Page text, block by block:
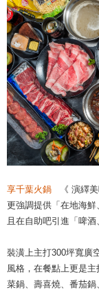
享千葉火鍋 《 演繹美
更強調提供「在地海
且在自助吧引進「啤
裝潢上主打300坪寬廣
風格，在餐點上更是
菜鍋、壽喜燒、番茄